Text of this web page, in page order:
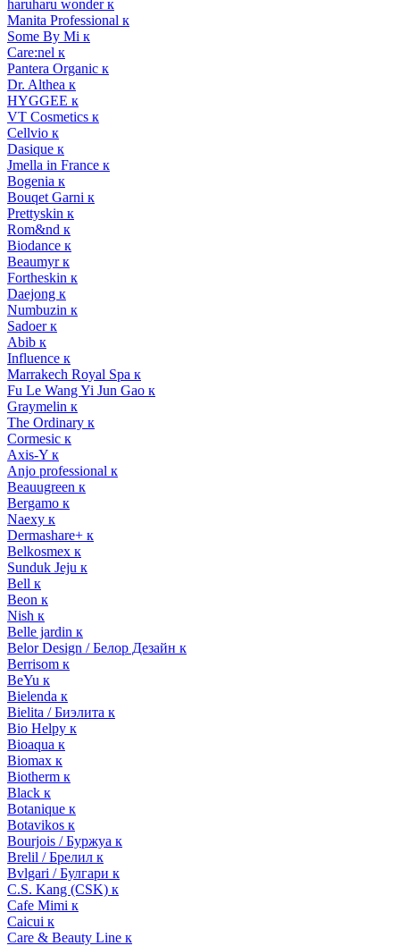
haruharu wonder к
Manita Professional к
Some By Mi к
Care:nel к
Pantera Organic к
Dr. Althea к
HYGGEE к
VT Cosmetics к
Cellvio к
Dasique к
Jmella in France к
Bogenia к
Bouqet Garni к
Prettyskin к
Rom&nd к
Biodance к
Beaumyr к
Fortheskin к
Daejong к
Numbuzin к
Sadoer к
Abib к
Influence к
Marrakech Royal Spa к
Fu Le Wang Yi Jun Gao к
Graymelin к
The Ordinary к
Cormesic к
Axis-Y к
Anjo professional к
Beauugreen к
Bergamo к
Naexy к
Dermashare+ к
Belkosmex к
Sunduk Jeju к
Bell к
Beon к
Nish к
Belle jardin к
Belor Design / Белор Дезайн к
Berrisom к
BeYu к
Bielenda к
Bielita / Биэлита к
Bio Helpy к
Bioaqua к
Biomax к
Biotherm к
Black к
Botanique к
Botavikos к
Bourjois / Буржуа к
Brelil / Брелил к
Bvlgari / Булгари к
C.S. Kang (CSK) к
Cafe Mimi к
Caicui к
Care & Beauty Line к